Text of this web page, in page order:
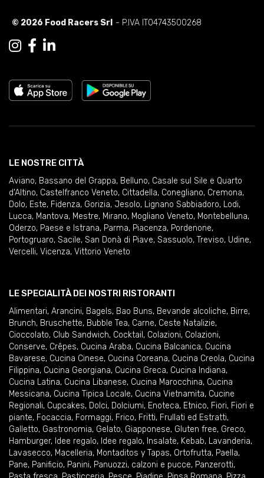
© 2026 Food Racers Srl - P.IVA IT04743500268
LE NOSTRE CITTÀ
Aviano, Bassano del Grappa, Belluno, Casale sul Sile e Quarto
d'Altino, Castelfranco Veneto, Cittadella, Conegliano, Cremona,
Dolo, Este, Fidenza, Gorizia, Jesolo, Lignano Sabbiadoro, Lodi,
Lucca, Mantova, Mestre, Mirano, Mogliano Veneto, Montebelluna,
Oderzo, Paese e Istrana, Parma, Piacenza, Pordenone,
Portogruaro, Sacile, San Donà di Piave, Sassuolo, Treviso, Udine,
Vercelli, Vicenza, Vittorio Veneto
LE SPECIALITÀ DEI NOSTRI RISTORANTI
Alimentari, Arancini, Bagels, Bao Buns, Bevande alcoliche, Birre,
Brunch, Bruschette, Bubble Tea, Carne, Ceste Natalizie,
Cioccolato, Club Sandwich, Cocktail , Colazioni, Colazioni,
Conserve, Crêpes, Cucina Araba, Cucina Balcanica, Cucina
Bavarese, Cucina Cinese, Cucina Coreana, Cucina Creola, Cucina
Filippina, Cucina Georgiana, Cucina Greca, Cucina Indiana,
Cucina Latina, Cucina Libanese, Cucina Marocchina, Cucina
Messicana, Cucina Tipica Locale, Cucina Vietnamita, Cucine
Regionali, Cupcakes, Dolci, Dolciumi, Enoteca, Etnico, Fiori, Fiori e
piante, Focaccia, Formaggi, Frico, Fritti, Frullati ed Estratti,
Galletto, Gastronomia, Gelato, Giapponese, Gluten free, Greco,
Hamburger, Idee regalo, Idee regalo, Insalate, Kebab, Lavanderia,
Lavasecco, Macelleria, Montaditos y Tapas, Ortofrutta, Paella,
Pane, Panificio, Panini, Panuozzi, calzoni e pucce, Panzerotti,